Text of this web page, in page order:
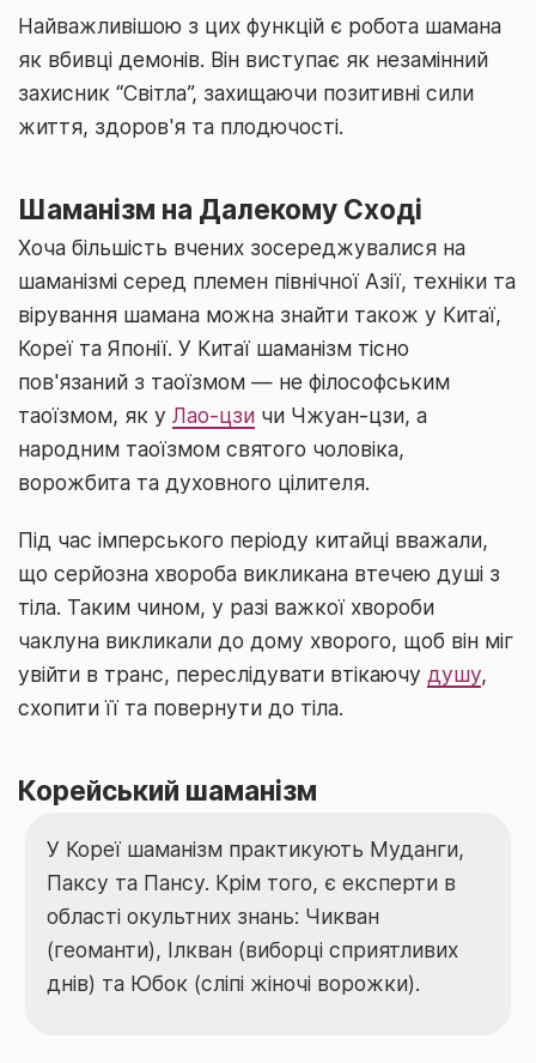
Найважливішою з цих функцій є робота шамана
як вбивці демонів. Він виступає як незамінний
захисник “Світла”, захищаючи позитивні сили
життя, здоров'я та плодючості.
Шаманізм на Далекому Сході
Хоча більшість вчених зосереджувалися на
шаманізмі серед племен північної Азії, техніки та
вірування шамана можна знайти також у Китаї,
Кореї та Японії. У Китаї шаманізм тісно
пов'язаний з таоїзмом — не філософським
таоїзмом, як у Лао-цзи чи Чжуан-цзи, а
народним таоїзмом святого чоловіка,
ворожбита та духовного цілителя.
Під час імперського періоду китайці вважали,
що серйозна хвороба викликана втечею душі з
тіла. Таким чином, у разі важкої хвороби
чаклуна викликали до дому хворого, щоб він міг
увійти в транс, переслідувати втікаючу душу,
схопити її та повернути до тіла.
Корейський шаманізм
У Кореї шаманізм практикують Муданги,
Паксу та Пансу. Крім того, є експерти в
області окультних знань: Чикван
(геоманти), Ілкван (виборці сприятливих
днів) та Юбок (сліпі жіночі ворожки).